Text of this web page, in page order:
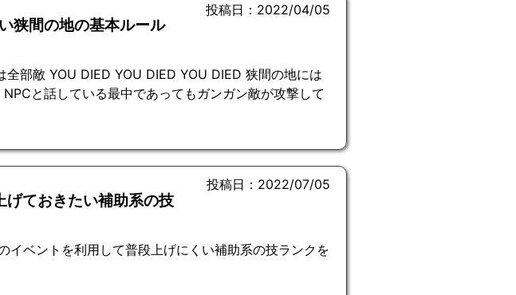
狭間の地の基本ルール
投稿日：2022/04/05
部敵 YOU DIED YOU DIED YOU DIED 狭間の地には
と話している最中であってもガンガン敵が攻撃して
げておきたい補助系の技
投稿日：2022/07/05
イベントを利用して普段上げにくい補助系の技ランクを